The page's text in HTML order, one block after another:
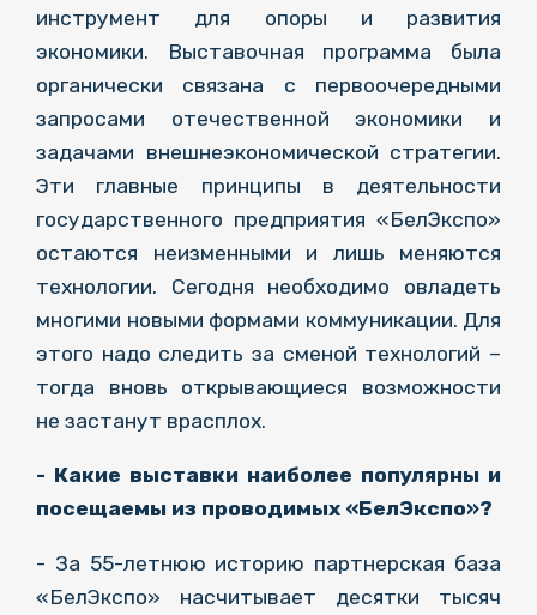
инструмент для опоры и развития
экономики. Выставочная программа была
органически связана с первоочередными
запросами отечественной экономики и
задачами внешнеэкономической стратегии.
Эти главные принципы в деятельности
государственного предприятия «БелЭкспо»
остаются неизменными и лишь меняются
технологии. Сегодня необходимо овладеть
многими новыми формами коммуникации. Для
этого надо следить за сменой технологий –
тогда вновь открывающиеся возможности
не застанут врасплох.
- Какие выставки наиболее популярны и
посещаемы из проводимых «БелЭкспо»?
- За 55-летнюю историю партнерская база
«БелЭкспо» насчитывает десятки тысяч